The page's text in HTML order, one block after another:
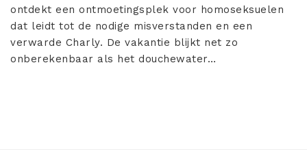
ontdekt een ontmoetingsplek voor homoseksuelen
dat leidt tot de nodige misverstanden en een
verwarde Charly. De vakantie blijkt net zo
onberekenbaar als het douchewater…